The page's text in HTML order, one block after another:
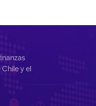
y el